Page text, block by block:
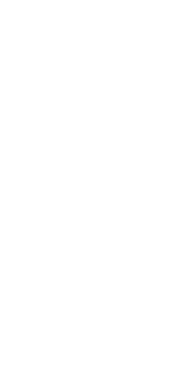
20.107
р.